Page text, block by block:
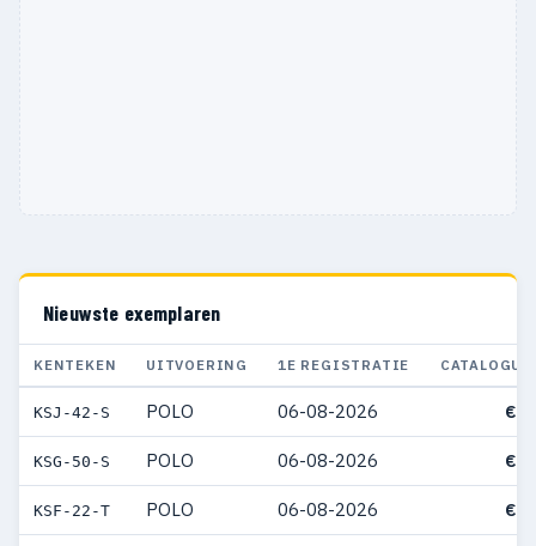
Nieuwste exemplaren
KENTEKEN UITVOERING 1E REGISTRATIE
KSJ-42-S POLO 06-08-2026 €
KSG-50-S POLO 06-08-2026 €
KSF-22-T POLO 06-08-2026 €